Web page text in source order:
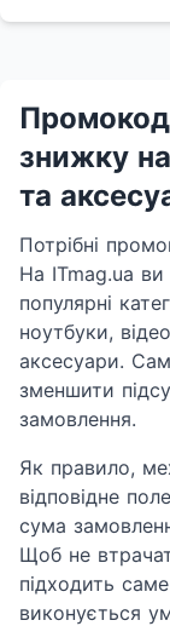
знижку
та
Потрібні
На ITmag.ua
популярні
ноутбуки,
аксесуари.
зменшити
замовлення.
Як правило,
відповідне
сума
Щоб не
підходить
виконується